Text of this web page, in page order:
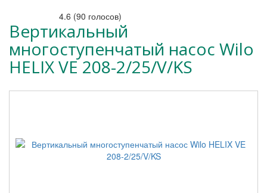
4.6 (90 голосов)
Вертикальный
многоступенчатый насос Wilo
HELIX VE 208-2/25/V/KS